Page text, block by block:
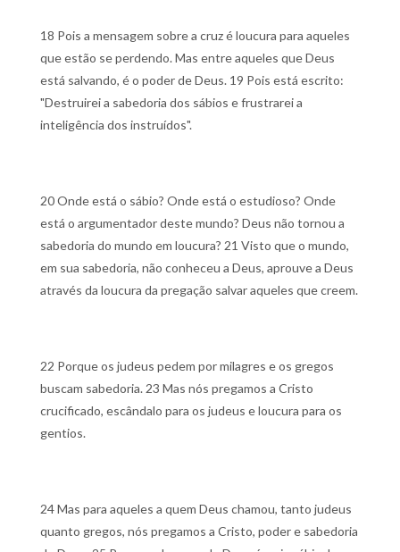
18 Pois a mensagem sobre a cruz é loucura para aqueles
que estão se perdendo. Mas entre aqueles que Deus
está salvando, é o poder de Deus. 19 Pois está escrito:
"Destruirei a sabedoria dos sábios e frustrarei a
inteligência dos instruídos".
20 Onde está o sábio? Onde está o estudioso? Onde
está o argumentador deste mundo? Deus não tornou a
sabedoria do mundo em loucura? 21 Visto que o mundo,
em sua sabedoria, não conheceu a Deus, aprouve a Deus
através da loucura da pregação salvar aqueles que creem.
22 Porque os judeus pedem por milagres e os gregos
buscam sabedoria. 23 Mas nós pregamos a Cristo
crucificado, escândalo para os judeus e loucura para os
gentios.
24 Mas para aqueles a quem Deus chamou, tanto judeus
quanto gregos, nós pregamos a Cristo, poder e sabedoria